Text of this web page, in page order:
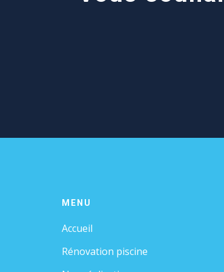
MENU
Accueil
Rénovation piscine